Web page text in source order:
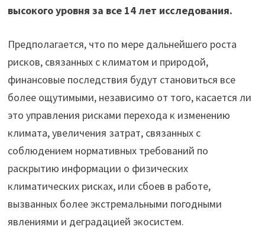
высокого уровня за все 14 лет исследования.
Предполагается, что по мере дальнейшего роста
рисков, связанных с климатом и природой,
финансовые последствия будут становиться все
более ощутимыми, независимо от того, касается ли
это управления рисками перехода к изменению
климата, увеличения затрат, связанных с
соблюдением нормативных требований по
раскрытию информации о физических
климатических рисках, или сбоев в работе,
вызванных более экстремальными погодными
явлениями и деградацией экосистем.